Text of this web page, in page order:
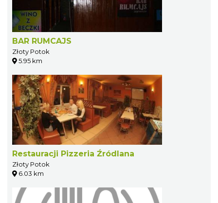
BAR RUMCAJS
Złoty Potok
5.95 km
Restauracji Pizzeria Źródlana
Złoty Potok
6.03 km